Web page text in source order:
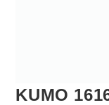
KUMO